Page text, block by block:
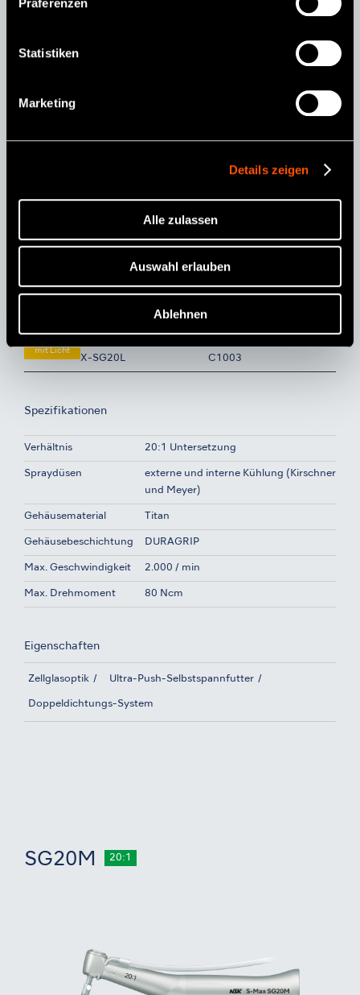
Präferenzen
Statistiken
Marketing
Details zeigen
Alle zulassen
Auswahl erlauben
Ablehnen
X-SG20L
mit Licht
X-SG20L C1003
Spezifikationen
Verhältnis 20:1 Untersetzung
Spraydüsen
externe und interne Kühlung (Kirschner
und Meyer)
Gehäusematerial Titan
Gehäusebeschichtung DURAGRIP
Max. Geschwindigkeit 2.000 / min
Max. Drehmoment 80 Ncm
Eigenschaften
Zellglasoptik Ultra-Push-Selbstspannfutter
Doppeldichtungs-System
SG20M 20:1